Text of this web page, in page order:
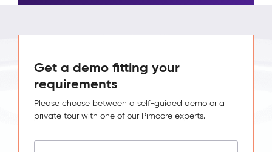
Get a demo fitting your
requirements
Please choose between a self-guided demo or a
private tour with one of our Pimcore experts.